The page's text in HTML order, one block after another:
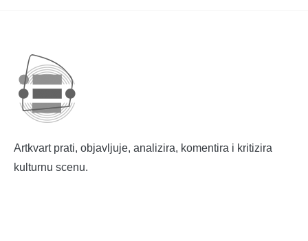
Artkvart prati, objavljuje, analizira, komentira i kritizira
kulturnu scenu.